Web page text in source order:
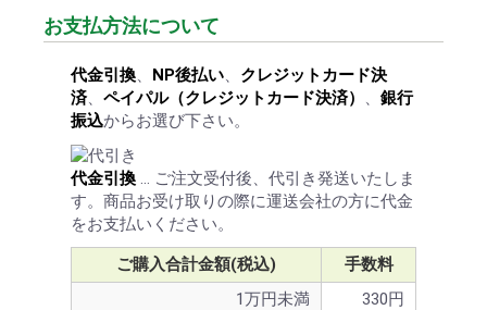
お支払方法について
代金引換、 NP後払い、 クレジットカード決
済、 ペイパル（クレジットカード決済） 、 銀行
振込からお選び下さい。
代金引換 … ご注文受付後、代引き発送いたしま
す。商品お受け取りの際に運送会社の方に代金
をお支払いください。
ご購入合計金額(税込)
手数料
1万円未満
330円